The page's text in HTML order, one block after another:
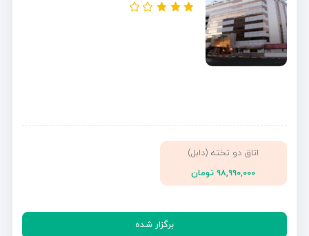
اتاق دو تخته (دابل)
۹۸,۹۹۰,۰۰۰ تومان
برگزار شده